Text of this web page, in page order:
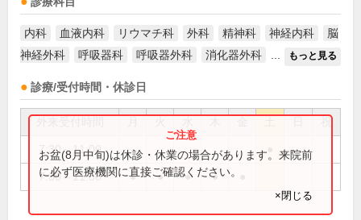
内科 血液内科 リウマチ科 外科 精神科 神経内科
脳
神経外科
呼吸器科 呼吸器外科 消化器外科 もっと見る
診療/受付時間・休診日
祝
7:30～11:00
7:30～11:30 ● ● ● ●
お盆(8月中旬)は休診・休業の場合があります。来院前
に必ず医療機関に直接ご確認ください。
×閉じる